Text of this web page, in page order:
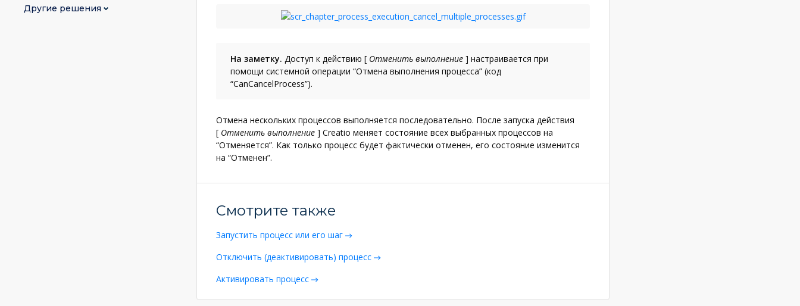
На заметку. Доступ к действию [ Отменить выполнение ] настраивается при
помощи системной операции “Отмена выполнения процесса” (код
“CanCancelProcess”).
Отмена нескольких процессов выполняется последовательно. После запуска действия
[ Отменить выполнение ] Creatio меняет состояние всех выбранных процессов на
“Отменяется”. Как только процесс будет фактически отменен, его состояние изменится
на “Отменен”.
Смотрите также
Запустить процесс или его шаг
Отключить (деактивировать) процесс
Активировать процесс
Другие решения